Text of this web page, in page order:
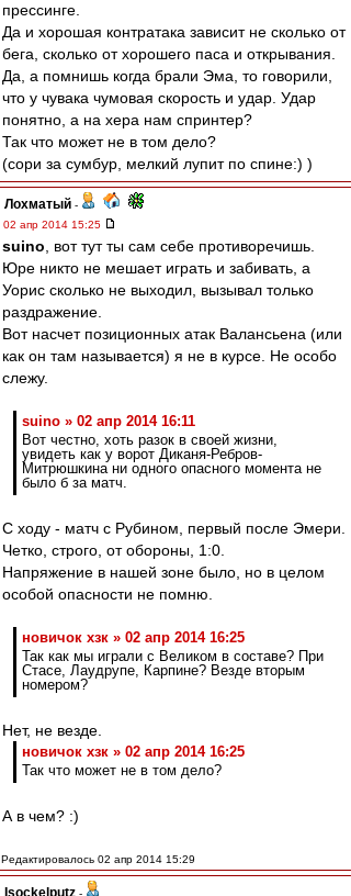
прессинге.
Да и хорошая контратака зависит не сколько от
бега, сколько от хорошего паса и открывания.
Да, а помнишь когда брали Эма, то говорили,
что у чувака чумовая скорость и удар. Удар
понятно, а на хера нам спринтер?
Так что может не в том дело?
(сори за сумбур, мелкий лупит по спине:) )
Лохматый -
02 апр 2014 15:25
suino , вот тут ты сам себе противоречишь.
Юре никто не мешает играть и забивать, а
Уорис сколько не выходил, вызывал только
раздражение.
Вот насчет позиционных атак Валансьена (или
как он там называется) я не в курсе. Не особо
слежу.
suino » 02 апр 2014 16:11
Вот честно, хоть разок в своей жизни,
увидеть как у ворот Диканя-Ребров-
Митрюшкина ни одного опасного момента не
было б за матч.
С ходу - матч с Рубином, первый после Эмери.
Четко, строго, от обороны, 1:0.
Напряжение в нашей зоне было, но в целом
особой опасности не помню.
новичок хзк » 02 апр 2014 16:25
Так как мы играли с Великом в составе? При
Стасе, Лаудрупе, Карпине? Везде вторым
номером?
Нет, не везде.
новичок хзк » 02 апр 2014 16:25
Так что может не в том дело?
А в чем? :)
Редактировалось 02 апр 2014 15:29
Isockelputz -